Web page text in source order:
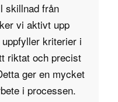
skillnad från
vi aktivt upp
kriterier i
riktat och precist
ger en mycket
i processen.